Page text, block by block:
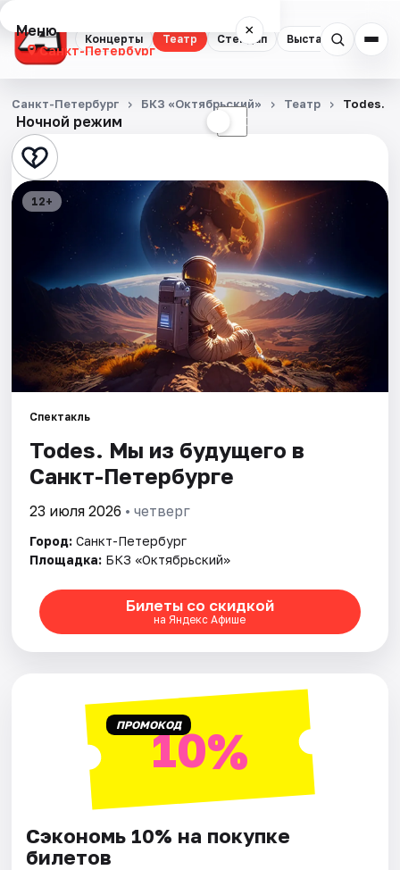
Концерты Театр Стендап Выставки
Меню ×
Санкт-Петербург
Концерты
Театр
Стендап
Выставки
Квесты
Экскурсии
Спорт
События
Города
Площадки
Рейтинги
Ночной режим ☾
Санкт-Петербург БКЗ «Октябрьский» Театр Todes.
12+
Спектакль
Todes. Мы из будущего в
Санкт-Петербурге
23 июля 2026 • четверг
Город: Санкт-Петербург
Площадка: БКЗ «Октябрьский»
Билеты со скидкой
на Яндекс Афише
ПРОМОКОД10%
Сэкономь 10% на покупке
билетов